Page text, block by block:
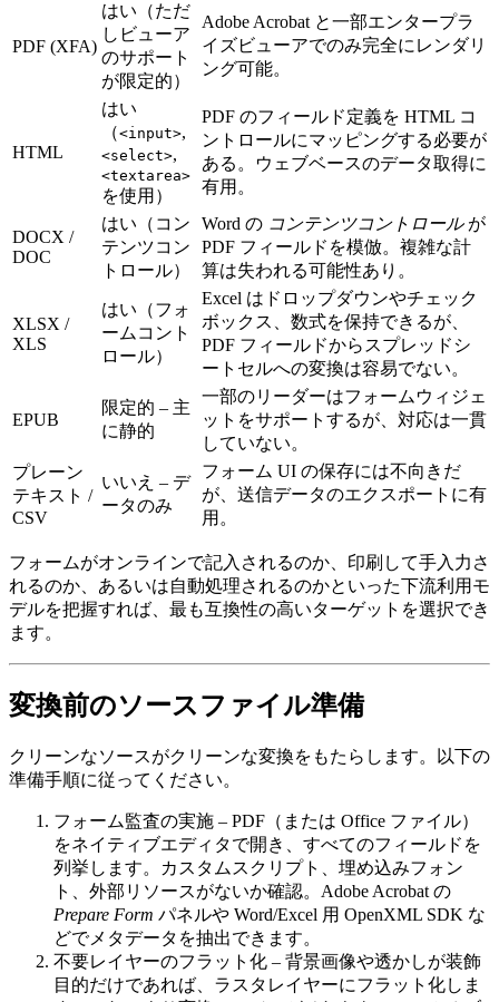
PDF (XFA)
はい（ただ
しビューア
のサポート
が限定的）
Adobe Acrobat と一部エンタープラ
イズビューアでのみ完全にレンダリ
ング可能。
HTML
はい
（<input>,
<select>,
<textarea>
を使用）
PDF のフィールド定義を HTML コ
ントロールにマッピングする必要が
ある。ウェブベースのデータ取得に
有用。
DOCX /
DOC
はい（コン
テンツコン
トロール）
Word の コンテンツコントロールが
PDF フィールドを模倣。複雑な計
算は失われる可能性あり。
XLSX /
XLS
はい（フォ
ームコント
ロール）
Excel はドロップダウンやチェック
ボックス、数式を保持できるが、
PDF フィールドからスプレッドシ
ートセルへの変換は容易でない。
EPUB
限定的 – 主
に静的
一部のリーダーはフォームウィジェ
ットをサポートするが、対応は一貫
していない。
プレーン
テキスト /
CSV
いいえ – デ
ータのみ
フォーム UI の保存には不向きだ
が、送信データのエクスポートに有
用。
フォームがオンラインで記入されるのか、印刷して手入力さ
れるのか、あるいは自動処理されるのかといった下流利用モ
デルを把握すれば、最も互換性の高いターゲットを選択でき
ます。
変換前のソースファイル準備
クリーンなソースがクリーンな変換をもたらします。以下の
準備手順に従ってください。
フォーム監査の実施 – PDF（または Office ファイル）
をネイティブエディタで開き、すべてのフィールドを
列挙します。カスタムスクリプト、埋め込みフォン
ト、外部リソースがないか確認。Adobe Acrobat の
Prepare Form パネルや Word/Excel 用 OpenXML SDK な
どでメタデータを抽出できます。
不要レイヤーのフラット化 – 背景画像や透かしが装飾
目的だけであれば、ラスタレイヤーにフラット化しま